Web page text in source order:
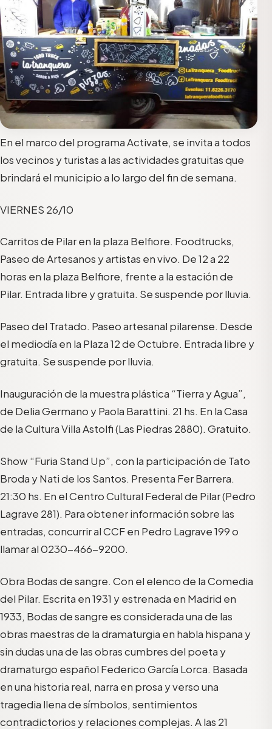
En el marco del programa Activate, se invita a todos
los vecinos y turistas a las actividades gratuitas que
brindará el municipio a lo largo del fin de semana.
VIERNES 26/10
Carritos de Pilar en la plaza Belfiore. Foodtrucks,
Paseo de Artesanos y artistas en vivo. De 12 a 22
horas en la plaza Belfiore, frente a la estación de
Pilar. Entrada libre y gratuita. Se suspende por lluvia.
Paseo del Tratado. Paseo artesanal pilarense. Desde
el mediodía en la Plaza 12 de Octubre. Entrada libre y
gratuita. Se suspende por lluvia.
Inauguración de la muestra plástica “Tierra y Agua”,
de Delia Germano y Paola Barattini. 21 hs. En la Casa
de la Cultura Villa Astolfi (Las Piedras 2880). Gratuito.
Show “Furia Stand Up”, con la participación de Tato
Broda y Nati de los Santos. Presenta Fer Barrera.
21:30 hs. En el Centro Cultural Federal de Pilar (Pedro
Lagrave 281). Para obtener información sobre las
entradas, concurrir al CCF en Pedro Lagrave 199 o
llamar al 0230-466-9200.
Obra Bodas de sangre. Con el elenco de la Comedia
del Pilar. Escrita en 1931 y estrenada en Madrid en
1933, Bodas de sangre es considerada una de las
obras maestras de la dramaturgia en habla hispana y
sin dudas una de las obras cumbres del poeta y
dramaturgo español Federico García Lorca. Basada
en una historia real, narra en prosa y verso una
tragedia llena de símbolos, sentimientos
contradictorios y relaciones complejas. A las 21